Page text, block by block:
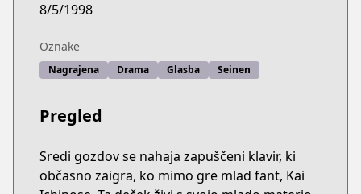
8/5/1998
Oznake
Nagrajena Drama Glasba Seinen
Pregled
Sredi gozdov se nahaja zapuščeni klavir, ki
občasno zaigra, ko mimo gre mlad fant, Kai